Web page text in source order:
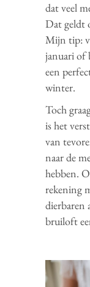
dat veel
Dat geldt
Mijn tip:
januari of
een
winter.
Toch
is het
van
naar de
hebben.
rekening
dierbaren
bruiloft